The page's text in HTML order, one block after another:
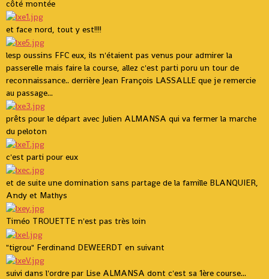
côté montée
et face nord, tout y est!!!!
lesp oussins FFC eux, ils n'étaient pas venus pour admirer la
passerelle mais faire la course, allez c'est parti poru un tour de
reconnaissance.. derrière Jean François LASSALLE que je remercie
au passage...
prêts pour le départ avec Julien ALMANSA qui va fermer la marche
du peloton
c'est parti pour eux
et de suite une domination sans partage de la famille BLANQUIER,
Andy et Mathys
Timéo TROUETTE n'est pas très loin
"tigrou" Ferdinand DEWEERDT en suivant
suivi dans l'ordre par Lise ALMANSA dont c'est sa 1ère course...